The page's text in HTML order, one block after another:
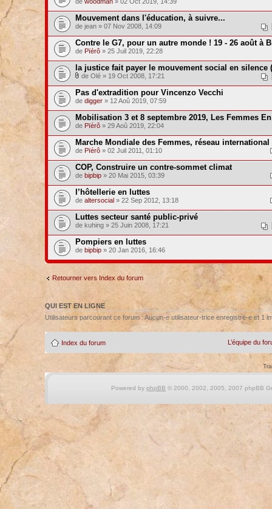
Mouvement dans l'éducation, à suivre...
de jean » 07 Nov 2008, 14:09
Contre le G7, pour un autre monde ! 19 - 26 août à
de Pïérô» 25 Juil 2019, 22:28
la justice fait payer le mouvement social en silence
de Olé » 19 Oct 2008, 17:21
Pas d'extradition pour Vincenzo Vecchi
de digger» 12 Aoû 2019, 07:59
Mobilisation 3 et 8 septembre 2019, Les Femmes
de Pïérô» 29 Aoû 2019, 22:04
Marche Mondiale des Femmes, réseau international
de Pïérô» 02 Juil 2011, 01:10
COP, Construire un contre-sommet climat
de bipbip» 20 Mai 2015, 03:39
l’hôtellerie en luttes
de altersocial» 22 Sep 2012, 13:18
Luttes secteur santé public-privé
de kuhing » 25 Juin 2008, 17:21
Pompiers en luttes
de bipbip» 20 Jan 2016, 16:46
Retourner vers Index du forum
QUI EST EN LIGNE
Utilisateurs parcourant ce forum : Aucun-e utilisateur-trice enregistré-e et 1
Index du forum L’équipe du
Powered by phpBB © 2000, 2002, 2005, 2007 phpBB